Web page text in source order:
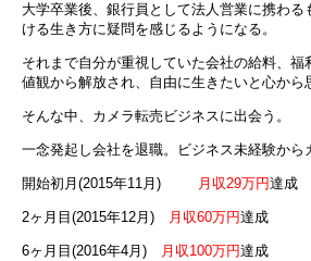
大学卒業後、銀行員として法人営業に携わる
ける生き方に疑問を感じるようになる。
それまで自分が重視していた会社の給料、福
値観から解放され、自由に生きたいと心から
そんな中、カメラ転売ビジネスに出会う。
一念発起し会社を退職。ビジネス未経験から
開始初月(2015年11月) 月収29万円達成
2ヶ月目(2015年12月) 月収60万円達成
6ヶ月目(2016年4月) 月収100万円達成